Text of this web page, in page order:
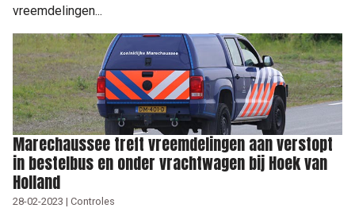
vreemdelingen...
Marechaussee treft vreemdelingen aan verstopt
in bestelbus en onder vrachtwagen bij Hoek van
Holland
28-02-2023 | Controles